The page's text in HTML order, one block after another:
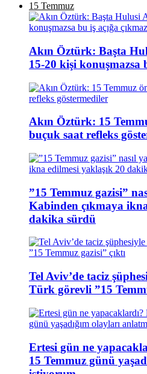
15 Temmuz
Akın Öztürk: Başta
15-20 kişi konuşmazsa
Akın Öztürk: 15
buçuk saat refleks
”15 Temmuz gazisi”
Kabinden çıkmaya
dakika sürdü
Tel Aviv’de taciz
Türk görevli ”15
Ertesi gün ne
15 Temmuz günü